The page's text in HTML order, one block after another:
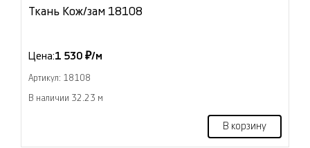
Ткань Кож/зам 18108
Цена:1 530 ₽/м
Артикул: 18108
В наличии 32.23 м
В корзину